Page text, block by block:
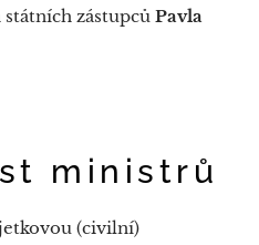
zástupců Pavla
ministrů
(civilní)